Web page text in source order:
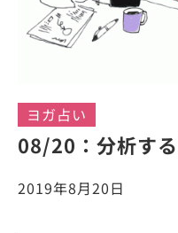
ヨガ占い
08/20：分析する
2019年8月20日